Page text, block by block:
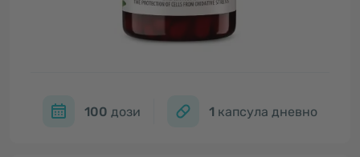
100 дози 1 капсула дневно